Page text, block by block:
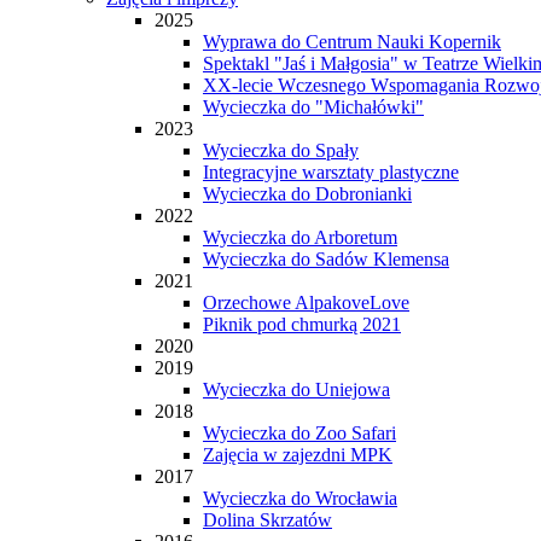
2025
Wyprawa do Centrum Nauki Kopernik
Spektakl "Jaś i Małgosia" w Teatrze
XX-lecie Wczesnego Wspomagania
Wycieczka do "Michałówki"
2023
Wycieczka do Spały
Integracyjne warsztaty plastyczne
Wycieczka do Dobronianki
2022
Wycieczka do Arboretum
Wycieczka do Sadów Klemensa
2021
Orzechowe AlpakoveLove
Piknik pod chmurką 2021
2020
2019
Wycieczka do Uniejowa
2018
Wycieczka do Zoo Safari
Zajęcia w zajezdni MPK
2017
Wycieczka do Wrocławia
Dolina Skrzatów